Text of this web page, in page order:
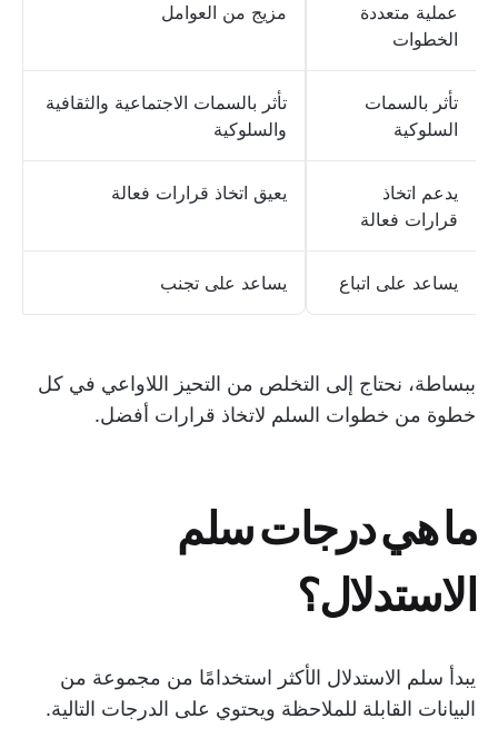
عملية متعددة
الخطوات
مزيج من العوامل
تأثر بالسمات
السلوكية
تأثر بالسمات الاجتماعية والثقافية
والسلوكية
يدعم اتخاذ
قرارات فعالة
يعيق اتخاذ قرارات فعالة
يساعد على اتباع يساعد على تجنب
ببساطة، نحتاج إلى التخلص من التحيز اللاواعي في كل
خطوة من خطوات السلم لاتخاذ قرارات أفضل.
ما هي درجات سلم
الاستدلال؟
يبدأ سلم الاستدلال الأكثر استخدامًا من مجموعة من
البيانات القابلة للملاحظة ويحتوي على الدرجات التالية.